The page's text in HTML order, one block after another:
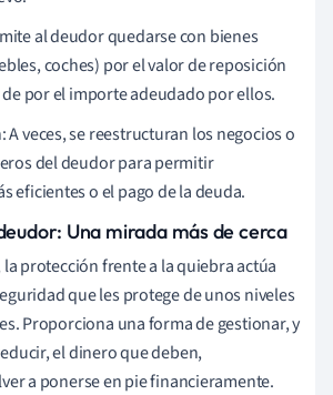
al deudor quedarse con bienes
coches) por el valor de reposición
por el importe adeudado por ellos.
A veces, se reestructuran los negocios o
del deudor para permitir
eficientes o el pago de la deuda.
Una mirada más de cerca
protección frente a la quiebra actúa
que les protege de unos niveles
Proporciona una forma de gestionar, y
el dinero que deben,
a ponerse en pie financieramente.